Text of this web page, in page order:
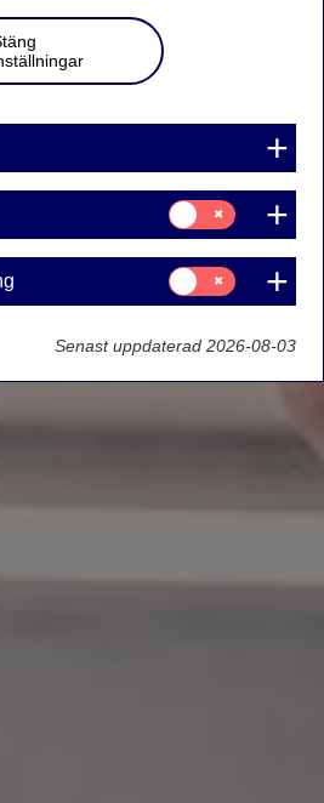
Samtycke
för:
Statistik
Samtycke
för:
Marknadsföring
Senast uppdaterad 2026-08-03